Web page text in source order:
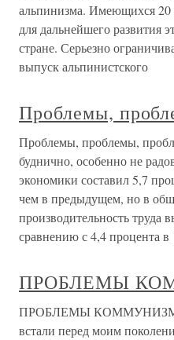
альпинизма. Имеющихся 20
для дальнейшего развития
стране. Серьезно
выпуск альпинистского
Проблемы,
Проблемы, проблемы,
буднично, особенно не
экономики составил 5,7
чем в предыдущем, но в
производительность труда
сравнению с 4,4 процента в
ПРОБЛЕМЫ
ПРОБЛЕМЫ КОММУНИЗМА
встали перед моим